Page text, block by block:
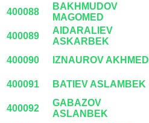
400088
BAKHMUDOV
MAGOMED
400089
AIDARALIEV
ASKARBEK
400090 IZNAUROV AKHMED
400091 BATIEV ASLAMBEK
400092
GABAZOV
ASLANBEK